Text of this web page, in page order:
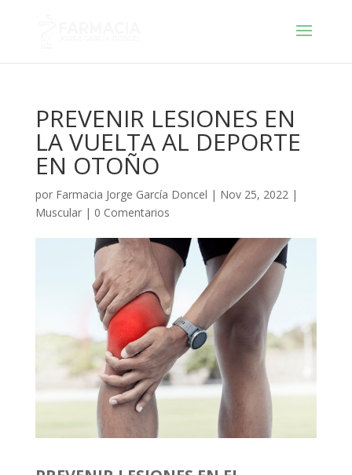
PREVENIR LESIONES EN
LA VUELTA AL DEPORTE
EN OTOÑO
por Farmacia Jorge García Doncel | Nov 25, 2022|
Muscular| 0 Comentarios